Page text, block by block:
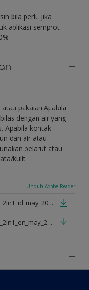
bila perlu jika
aplikasi semprot
pakaian.Apabila
dengan air yang
Apabila kontak
dan air atau
pelarut atau
kulit.
Unduh Adobe Reader
tds_a930_dulux_catylac_interior_2in1_id_may_2025.pdf
tds_a930_dulux_catylac_interior_2in1_en_may_2025.pdf